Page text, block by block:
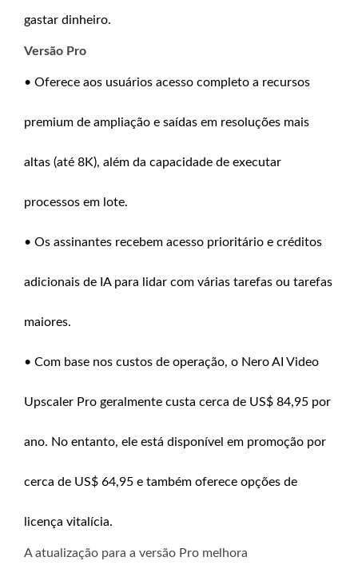
gastar dinheiro.
Versão Pro
• Oferece aos usuários acesso completo a recursos
premium de ampliação e saídas em resoluções mais
altas (até 8K), além da capacidade de executar
processos em lote.
• Os assinantes recebem acesso prioritário e créditos
adicionais de IA para lidar com várias tarefas ou tarefas
maiores.
• Com base nos custos de operação, o Nero AI Video
Upscaler Pro geralmente custa cerca de US$ 84,95 por
ano. No entanto, ele está disponível em promoção por
cerca de US$ 64,95 e também oferece opções de
licença vitalícia.
A atualização para a versão Pro melhora